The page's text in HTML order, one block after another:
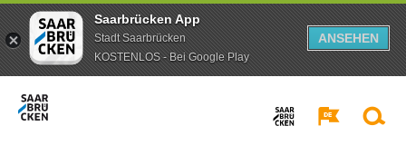
Saarbrücken App
Stadt Saarbrücken
KOSTENLOS - Bei Google Play
ANSEHEN